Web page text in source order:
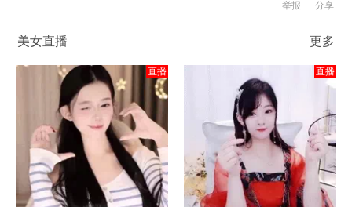
美女直播 更多
直播 直播